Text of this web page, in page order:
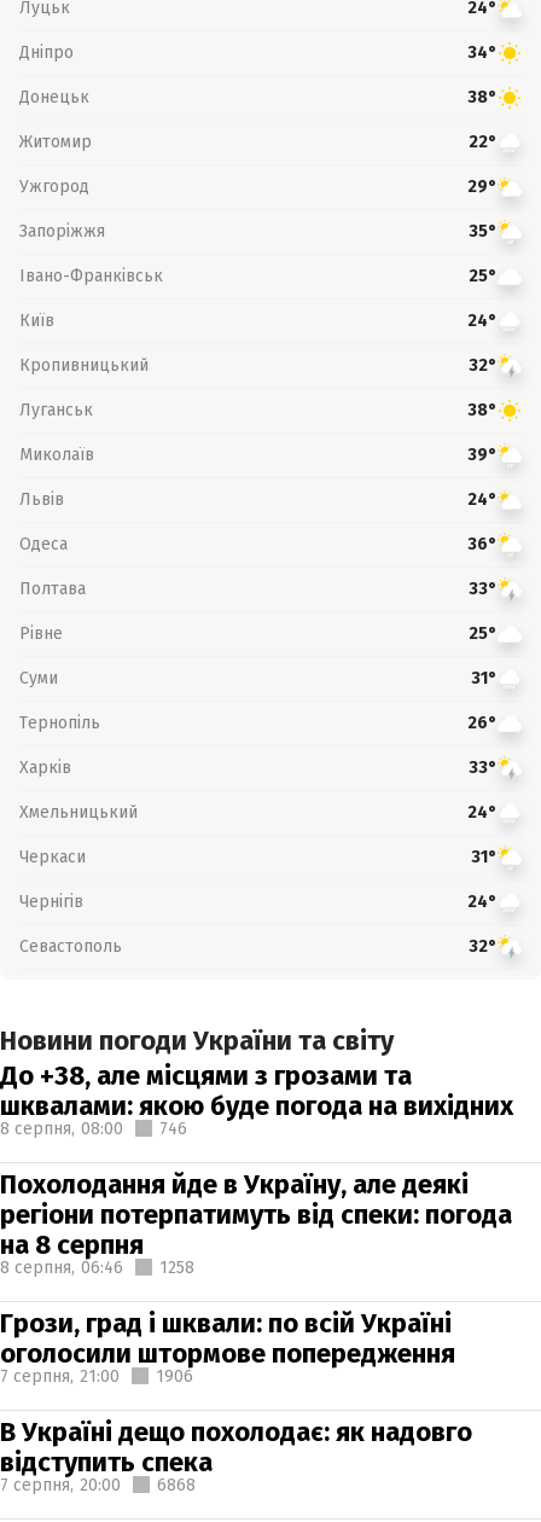
Луцьк 24°
Дніпро 34°
Донецьк 38°
Житомир 22°
Ужгород 29°
Запоріжжя 35°
Івано-Франківськ 25°
Київ 24°
Кропивницький 32°
Луганськ 38°
Миколаїв 39°
Львів 24°
Одеса 36°
Полтава 33°
Рівне 25°
Суми 31°
Тернопіль 26°
Харків 33°
Хмельницький 24°
Черкаси 31°
Чернігів 24°
Севастополь 32°
Новини погоди України та світу
До +38, але місцями з грозами та
шквалами: якою буде погода на вихідних
8 серпня, 08:00 746
Похолодання йде в Україну, але деякі
регіони потерпатимуть від спеки: погода
на 8 серпня
8 серпня, 06:46 1258
Грози, град і шквали: по всій Україні
оголосили штормове попередження
7 серпня, 21:00 1906
В Україні дещо похолодає: як надовго
відступить спека
7 серпня, 20:00 6868